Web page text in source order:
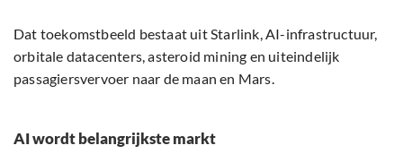
Dat toekomstbeeld bestaat uit Starlink, AI-infrastructuur,
orbitale datacenters, asteroid mining en uiteindelijk
passagiersvervoer naar de maan en Mars.
AI wordt belangrijkste markt